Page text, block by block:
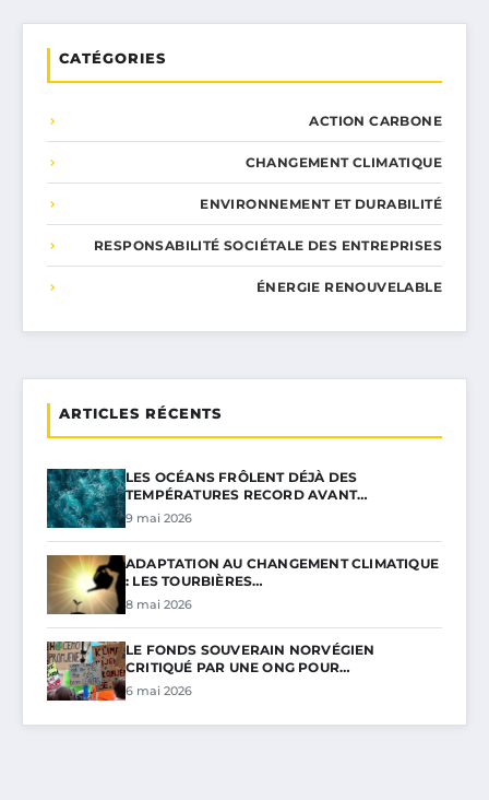
CATÉGORIES
ACTION CARBONE
CHANGEMENT CLIMATIQUE
ENVIRONNEMENT ET DURABILITÉ
RESPONSABILITÉ SOCIÉTALE DES ENTREPRISES
ÉNERGIE RENOUVELABLE
ARTICLES RÉCENTS
LES OCÉANS FRÔLENT DÉJÀ DES
TEMPÉRATURES RECORD AVANT…
9 mai 2026
ADAPTATION AU CHANGEMENT CLIMATIQUE
: LES TOURBIÈRES…
8 mai 2026
LE FONDS SOUVERAIN NORVÉGIEN
CRITIQUÉ PAR UNE ONG POUR…
6 mai 2026